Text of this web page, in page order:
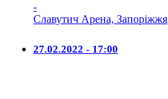
-
Славутич Арена, Запоріжжя
27.02.2022 - 17:00